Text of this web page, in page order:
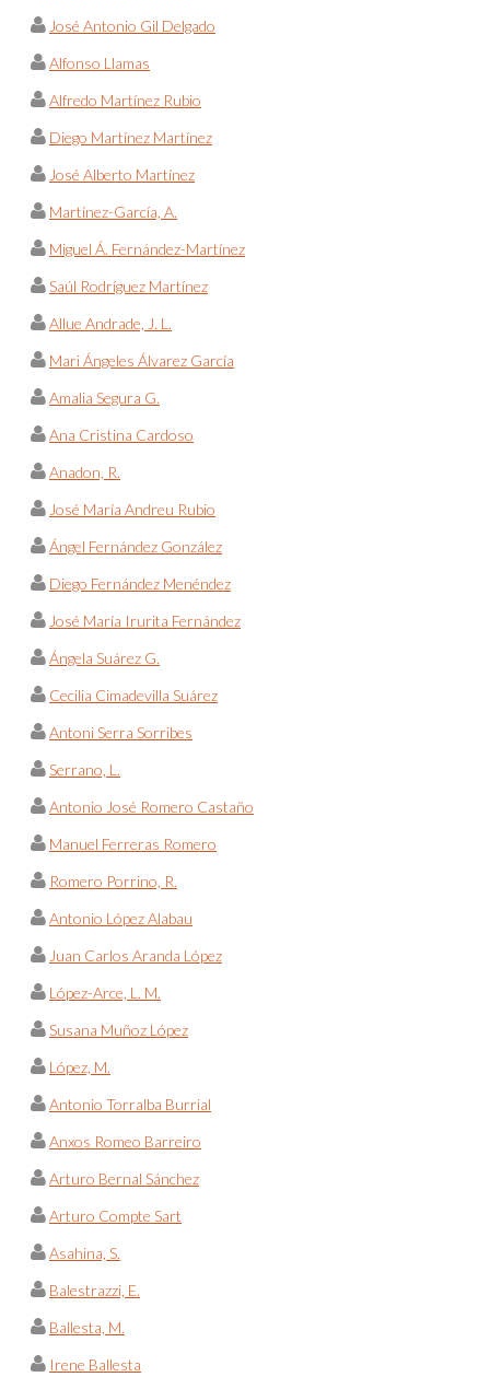
José Antonio Gil Delgado
Alfonso Llamas
Alfredo Martínez Rubio
Diego Martínez Martínez
José Alberto Martínez
Martínez-García, A.
Miguel Á. Fernández-Martínez
Saúl Rodríguez Martínez
Allue Andrade, J. L.
Mari Ángeles Álvarez García
Amalia Segura G.
Ana Cristina Cardoso
Anadon, R.
José María Andreu Rubio
Ángel Fernández González
Diego Fernández Menéndez
José María Irurita Fernández
Ángela Suárez G.
Cecilia Cimadevilla Suárez
Antoni Serra Sorribes
Serrano, L.
Antonio José Romero Castaño
Manuel Ferreras Romero
Romero Porrino, R.
Antonio López Alabau
Juan Carlos Aranda López
López-Arce, L. M.
Susana Muñoz López
López, M.
Antonio Torralba Burrial
Anxos Romeo Barreiro
Arturo Bernal Sánchez
Arturo Compte Sart
Asahina, S.
Balestrazzi, E.
Ballesta, M.
Irene Ballesta